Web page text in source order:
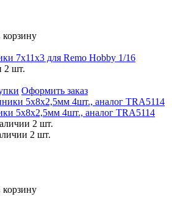
корзину
7x11x3 для Remo Hobby 1/16
2 шт.
Оформить заказ
5x8x2,5мм 4шт., аналог TRA5114
2 шт.
2 шт.
корзину